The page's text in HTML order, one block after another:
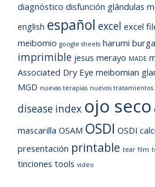
diagnóstico disfunción glándulas
english español excel excel
meibomio google sheets harumi burga
imprimible jesus merayo MADE
Associated Dry Eye meibomian
MGD nuevas terapias nuevos tratamientos
disease index ojo seco
mascarilla OSAM OSDI OSDI
presentación printable tear film
tinciones tools video